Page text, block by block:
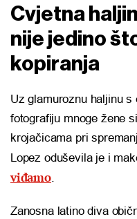
Cvjetna
nije jedino
kopiranja
Uz glamuroznu haljinu
fotografiju mnoge žene
krojačicama pri
Lopez oduševila je i
viđamo.
Zanosna latino diva